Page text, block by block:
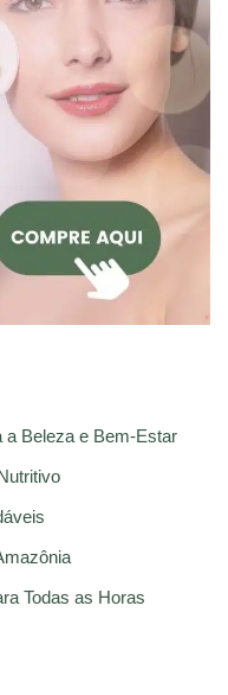
a Beleza e Bem-Estar
Todas as Horas